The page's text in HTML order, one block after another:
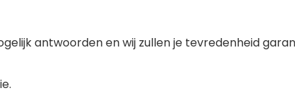
antwoorden en wij zullen je tevredenheid